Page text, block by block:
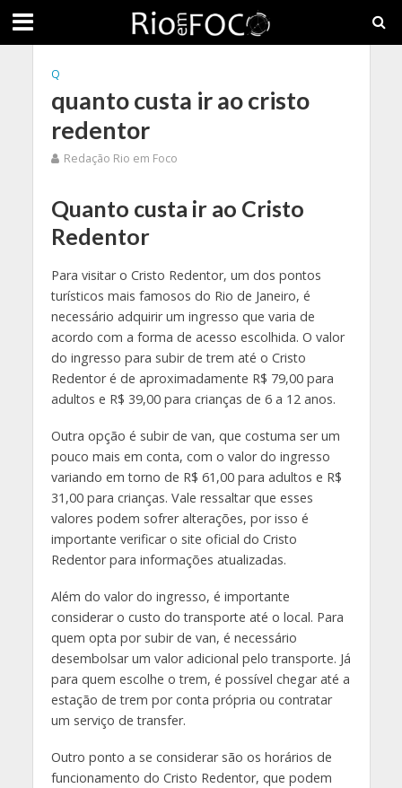
Q
quanto custa ir ao cristo
redentor
Redação Rio em Foco
Quanto custa ir ao Cristo
Redentor
Para visitar o Cristo Redentor, um dos pontos
turísticos mais famosos do Rio de Janeiro, é
necessário adquirir um ingresso que varia de
acordo com a forma de acesso escolhida. O valor
do ingresso para subir de trem até o Cristo
Redentor é de aproximadamente R$ 79,00 para
adultos e R$ 39,00 para crianças de 6 a 12 anos.
Outra opção é subir de van, que costuma ser um
pouco mais em conta, com o valor do ingresso
variando em torno de R$ 61,00 para adultos e R$
31,00 para crianças. Vale ressaltar que esses
valores podem sofrer alterações, por isso é
importante verificar o site oficial do Cristo
Redentor para informações atualizadas.
Além do valor do ingresso, é importante
considerar o custo do transporte até o local. Para
quem opta por subir de van, é necessário
desembolsar um valor adicional pelo transporte. Já
para quem escolhe o trem, é possível chegar até a
estação de trem por conta própria ou contratar
um serviço de transfer.
Outro ponto a se considerar são os horários de
funcionamento do Cristo Redentor, que podem